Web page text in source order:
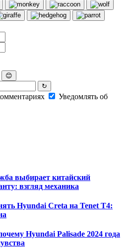
😊
↻
Уведомлять об
выбирает китайский
взгляд механика
Hyundai Creta на Tenet T4:
Hyundai Palisade 2024 года